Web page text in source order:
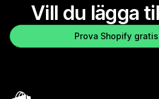
Vill du lägga
Prova Shopify